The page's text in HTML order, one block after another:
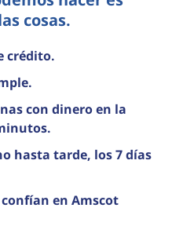
cosas.
crédito.
con dinero en la
hasta tarde, los 7 días
en Amscot